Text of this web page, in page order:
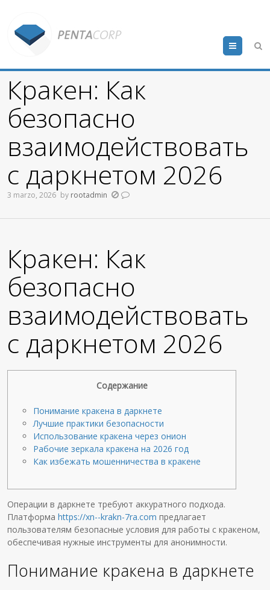
Menu
Кракен: Как
безопасно
взаимодействовать
с даркнетом 2026
3 marzo, 2026 by rootadmin
Кракен: Как
безопасно
взаимодействовать
с даркнетом 2026
Содержание
Понимание кракена в даркнете
Лучшие практики безопасности
Использование кракена через онион
Рабочие зеркала кракена на 2026 год
Как избежать мошенничества в кракене
Операции в даркнете требуют аккуратного подхода.
Платформаhttps://xn--krakn-7ra.com предлагает
пользователям безопасные условия для работы с кракеном,
обеспечивая нужные инструменты для анонимности.
Понимание кракена в даркнете